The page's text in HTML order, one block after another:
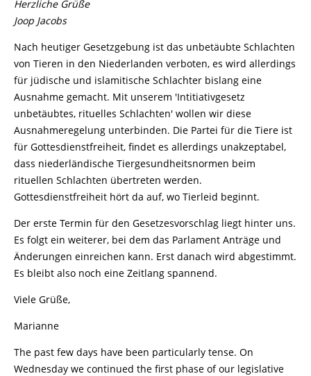
Herzliche Grüße
Joop Jacobs
Nach heutiger Gesetzgebung ist das unbetäubte Schlachten
von Tieren in den Niederlanden verboten, es wird allerdings
für jüdische und islamitische Schlachter bislang eine
Ausnahme gemacht. Mit unserem 'Intitiativgesetz
unbetäubtes, rituelles Schlachten' wollen wir diese
Ausnahmeregelung unterbinden. Die Partei für die Tiere ist
für Gottesdienstfreiheit, findet es allerdings unakzeptabel,
dass niederländische Tiergesundheitsnormen beim
rituellen Schlachten übertreten werden.
Gottesdienstfreiheit hört da auf, wo Tierleid beginnt.
Der erste Termin für den Gesetzesvorschlag liegt hinter uns.
Es folgt ein weiterer, bei dem das Parlament Anträge und
Änderungen einreichen kann. Erst danach wird abgestimmt.
Es bleibt also noch eine Zeitlang spannend.
Viele Grüße,
Marianne
The past few days have been particularly tense. On
Wednesday we continued the first phase of our legislative